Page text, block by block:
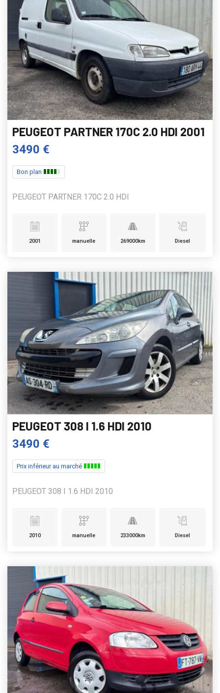
PEUGEOT PARTNER 170C 2.0 HDI 2001
3490 €
Bon plan
PEUGEOT PARTNER 170C 2.0 HDI
2001 manuelle 269000km Diesel
PEUGEOT 308 I 1.6 HDI 2010
3490 €
Prix inférieur au marché
PEUGEOT 308 I 1.6 HDI 2010
2010 manuelle 233000km Diesel